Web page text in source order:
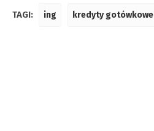
TAGI: ing kredyty gotówkowe